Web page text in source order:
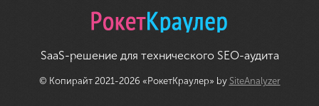
SaaS-решение для технического SEO-аудита
© Копирайт 2021-2026 «РокетКраулер» by SiteAnalyzer